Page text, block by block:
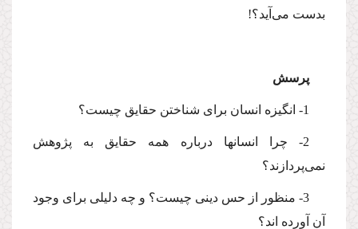
بدست مى‌آید؟!
پرسش
1- انگیزه انسان براى شناختن حقایق چیست؟
2- چرا انسانها درباره همه حقایق به پژوهش
نمى‌پردازند؟
3- منظور از حس دینى چیست؟ و چه دلیلى براى وجود
آن آورده اند؟